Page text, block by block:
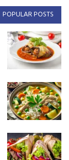
POPULAR POSTS